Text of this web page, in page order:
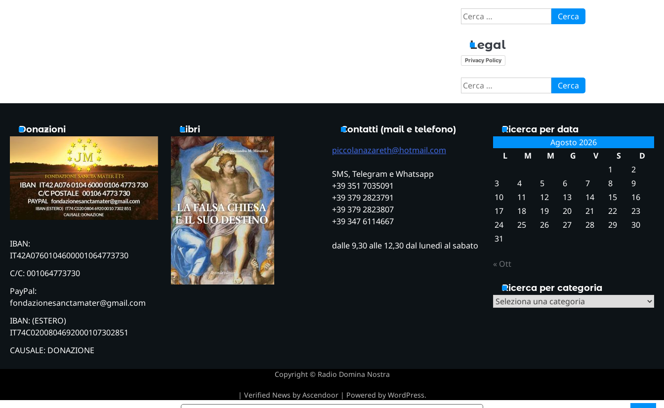
Ricerca
per:
Legal
Privacy Policy
Ricerca
per:
Donazioni
IBAN:
IT42A0760104600001064773730
C/C: 001064773730
PayPal:
fondazionesanctamater@gmail.com
IBAN: (ESTERO)
IT74C0200804692000107302851
CAUSALE: DONAZIONE
Libri
Contatti (mail e telefono)
piccolanazareth@hotmail.com
SMS, Telegram e Whatsapp
+39 351 7035091
+39 379 2823791
+39 379 2823807
+39 347 6114667
dalle 9,30 alle 12,30 dal lunedì al sabato
Ricerca per data
Agosto 2026
L
M M G V S
D
1
2
3
4 5 6 7 8
9
10
11 12 13 14 15
16
17
18 19 20 21 22
23
24
25 26 27 28 29
30
31
« Ott
Ricerca per categoria
Ricerca
Copyright © Radio Domina Nostra
| Verified News by Ascendoor| Powered by WordPress.